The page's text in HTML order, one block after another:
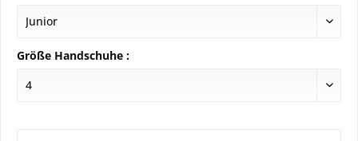
Größe Handschuhe :